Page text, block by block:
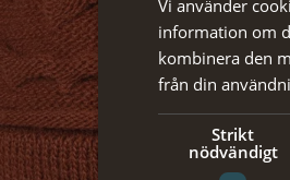
Vi använder
information om
kombinera den
från din
Strikt
nödvändigt